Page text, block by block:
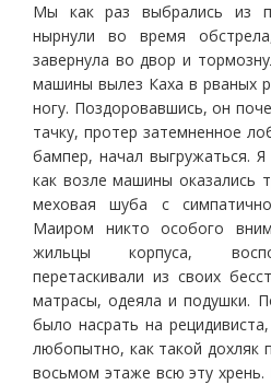
Мы как раз выбрались из
нырнули во время
завернула во двор и
машины вылез Каха в рваных
ногу. Поздоровавшись, он
тачку, протер затемненное
бампер, начал выгружаться.
как возле машины оказались
меховая шуба с
Маиром никто особого
жильцы корпуса,
перетаскивали из своих
матрасы, одеяла и подушки.
было насрать на
любопытно, как такой дохляк
восьмом этаже всю эту